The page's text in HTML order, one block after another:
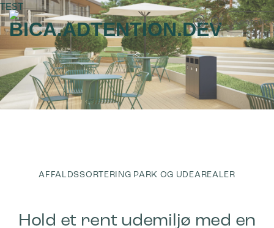
TEST
Fortsæt
til
indhold
Kontakt
<
AFFALDSSORTERING PARK OG UDEAREALER
Hold et rent udemiljø med en